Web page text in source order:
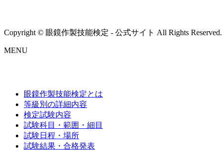
Copyright © 眼鏡作製技能検定 - 公式サイト All Rights Reserved.
MENU
眼鏡作製技能検定とは
等級別の詳細内容
検定試験内容
試験科目・範囲・細目
試験日程・場所
試験結果・合格発表